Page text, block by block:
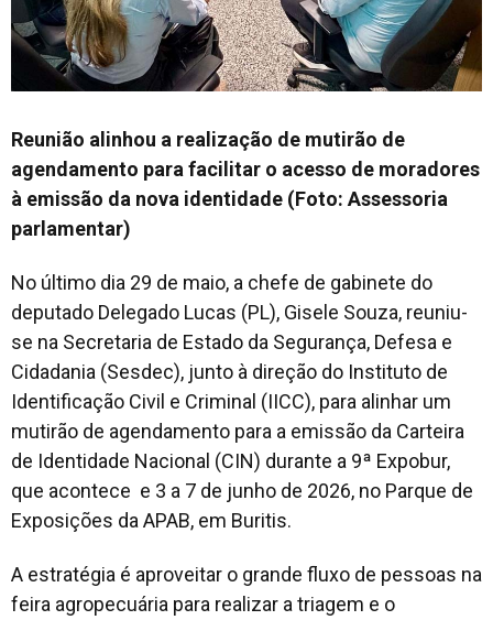
Reunião alinhou a realização de mutirão de
agendamento para facilitar o acesso de moradores
à emissão da nova identidade (Foto: Assessoria
parlamentar)
No último dia 29 de maio, a chefe de gabinete do
deputado Delegado Lucas (PL), Gisele Souza, reuniu-
se na Secretaria de Estado da Segurança, Defesa e
Cidadania (Sesdec), junto à direção do Instituto de
Identificação Civil e Criminal (IICC), para alinhar um
mutirão de agendamento para a emissão da Carteira
de Identidade Nacional (CIN) durante a 9ª Expobur,
que acontece e 3 a 7 de junho de 2026, no Parque de
Exposições da APAB, em Buritis.
A estratégia é aproveitar o grande fluxo de pessoas na
feira agropecuária para realizar a triagem e o